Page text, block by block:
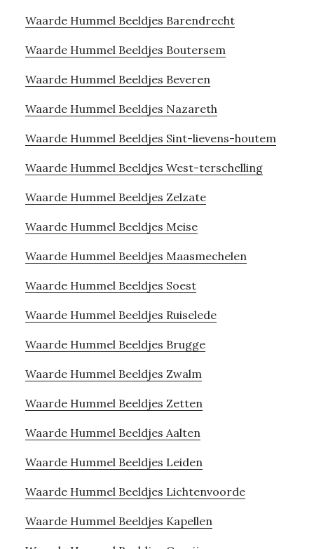
Waarde Hummel Beeldjes Barendrecht
Waarde Hummel Beeldjes Boutersem
Waarde Hummel Beeldjes Beveren
Waarde Hummel Beeldjes Nazareth
Waarde Hummel Beeldjes Sint-lievens-houtem
Waarde Hummel Beeldjes West-terschelling
Waarde Hummel Beeldjes Zelzate
Waarde Hummel Beeldjes Meise
Waarde Hummel Beeldjes Maasmechelen
Waarde Hummel Beeldjes Soest
Waarde Hummel Beeldjes Ruiselede
Waarde Hummel Beeldjes Brugge
Waarde Hummel Beeldjes Zwalm
Waarde Hummel Beeldjes Zetten
Waarde Hummel Beeldjes Aalten
Waarde Hummel Beeldjes Leiden
Waarde Hummel Beeldjes Lichtenvoorde
Waarde Hummel Beeldjes Kapellen